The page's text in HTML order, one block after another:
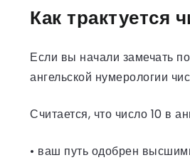
Как трактуется
Если вы начали замечать
ангельской нумерологии
Считается, что число 10 в
• ваш путь одобрен